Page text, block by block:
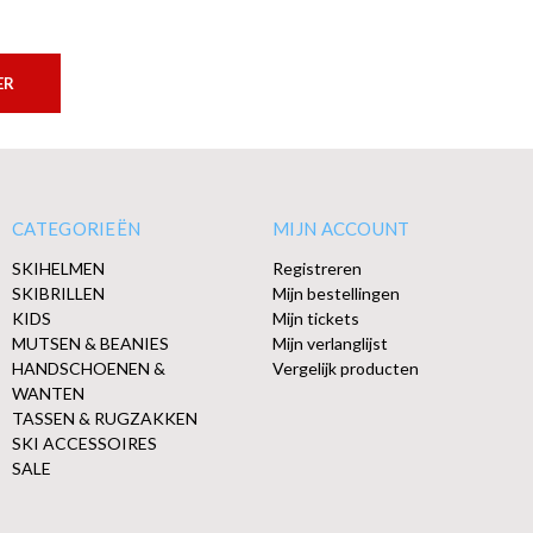
CATEGORIEËN
SKIHELMEN
SKIBRILLEN
KIDS
MUTSEN & BEANIES
HANDSCHOENEN &
WANTEN
TASSEN & RUGZAKKEN
SKI ACCESSOIRES
SALE
MIJN ACCOUNT
Registreren
Mijn bestellingen
Mijn tickets
Mijn verlanglijst
Vergelijk producten